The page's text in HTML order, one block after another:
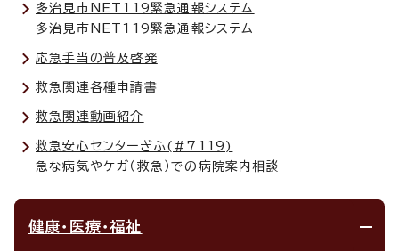
多治見市NET119緊急通報システム
多治見市NET119緊急通報システム
応急手当の普及啓発
救急関連各種申請書
救急関連動画紹介
救急安心センターぎふ(#7119)
急な病気やケガ（救急）での病院案内相談
健康・医療・福祉